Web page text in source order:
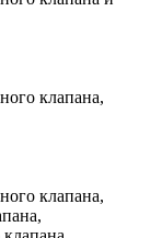
клапана,
клапана,